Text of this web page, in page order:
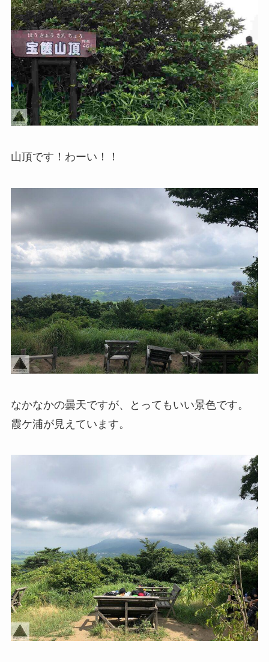
山頂です！わーい！！
なかなかの曇天ですが、とってもいい景色です。
霞ケ浦が見えています。